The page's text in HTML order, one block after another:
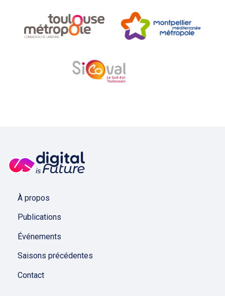
À propos
Publications
Événements
Saisons précédentes
Contact